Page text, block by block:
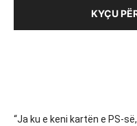
KYÇU
“Ja ku e keni kartën e PS-